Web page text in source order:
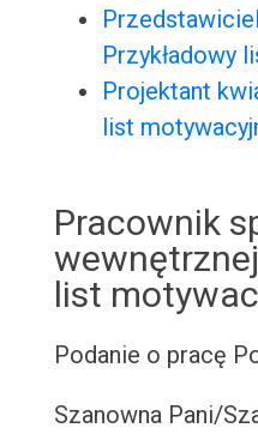
Przykładowy
Projektant
list
Pracownik
list
Podanie o pracę
Szanowna Pani/